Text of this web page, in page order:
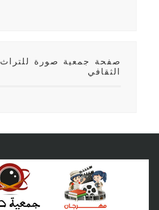
صفحة جمعية صورة للتراث
الثقافي